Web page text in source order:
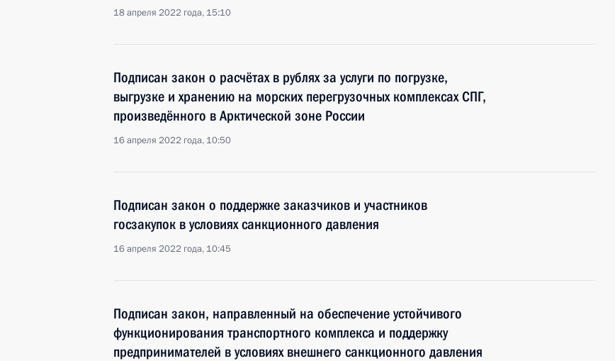
18 апреля 2022 года, 15:10
Подписан закон о расчётах в рублях за услуги по погрузке,
выгрузке и хранению на морских перегрузочных комплексах СПГ,
произведённого в Арктической зоне России
16 апреля 2022 года, 10:50
Подписан закон о поддержке заказчиков и участников
госзакупок в условиях санкционного давления
16 апреля 2022 года, 10:45
Подписан закон, направленный на обеспечение устойчивого
функционирования транспортного комплекса и поддержку
предпринимателей в условиях внешнего санкционного давления